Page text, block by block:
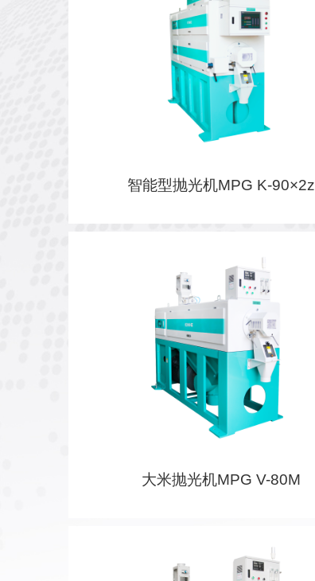
智能型抛光机MPG K-90×2z
大米抛光机MPG V-80M